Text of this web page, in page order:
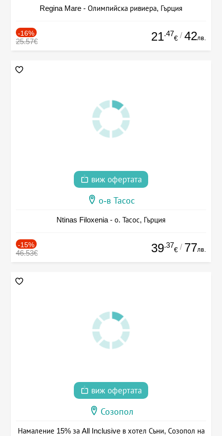
Regina Mare - Олимпийска ривиера, Гърция
-16%
25.57€ 21.47
€ / 42лв.
виж офертата
о-в Тасос
Ntinas Filoxenia - о. Тасос, Гърция
-15%
46.53€ 39.37
€ / 77лв.
виж офертата
Созопол
Намаление 15% за All Inclusive в хотел Съни, Созопол на